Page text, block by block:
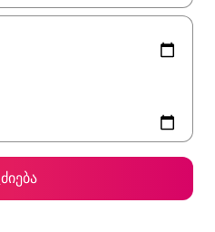
ძიება